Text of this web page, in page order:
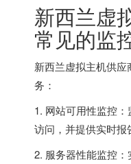
新西兰虚
常见的监
新西兰虚拟主机供
务：
1. 网站可用性监控
访问，并提供实时报
2. 服务器性能监控